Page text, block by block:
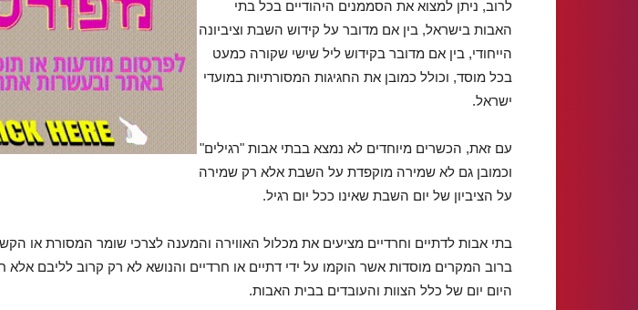
לרוב, ניתן למצוא את הסממנים היהודיים בכל בתי
האבות בישראל, בין אם מדובר על קידוש השבת וציביונה
הייחודי, בין אם מדובר בקידוש ליל שישי שקורה כמעט
בכל מוסד, וכולל כמובן את החגיגות המסורתיות במועדי
ישראל.
עם זאת, הכשרים מיוחדים לא נמצא בבתי אבות "רגילים"
וכמובן גם לא שמירה מוקפדת על השבת אלא רק שמירה
על הציביון של יום השבת שאינו ככל יום רגיל.
בתי אבות לדתיים וחרדיים מציעים את מכלול האווירה והמענה לצרכי שומר המסורת או
ברוב המקרים מוסדות אשר הוקמו על ידי דתיים או חרדיים והנושא לא רק קרוב לליבם אלא
היום יום של כלל הצוות והעובדים בבית האבות.